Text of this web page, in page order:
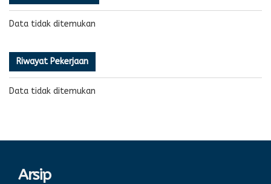
Data tidak ditemukan
Riwayat Pekerjaan
Data tidak ditemukan
Arsip